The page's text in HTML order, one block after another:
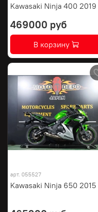
Kawasaki Ninja 400 2019
469000 руб
В корзину
арт. 055527
Kawasaki Ninja 650 2015